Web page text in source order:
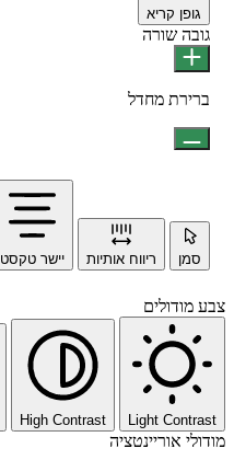
גופן קריא
גובה שורה
ברירת מחדל
סמן ריווח אותיות יישר טקסט
צבע מודולים
Light Contrast
High Contrast
מודולי אוריינטציה